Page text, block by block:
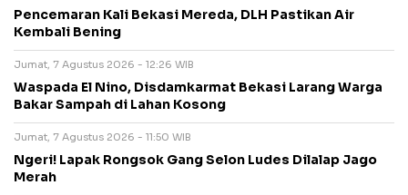
Pencemaran Kali Bekasi Mereda, DLH Pastikan Air
Kembali Bening
Jumat, 7 Agustus 2026 - 12:26 WIB
Waspada El Nino, Disdamkarmat Bekasi Larang Warga
Bakar Sampah di Lahan Kosong
Jumat, 7 Agustus 2026 - 11:50 WIB
Ngeri! Lapak Rongsok Gang Selon Ludes Dilalap Jago
Merah